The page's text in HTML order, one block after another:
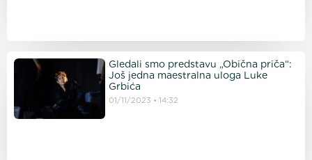
Gledali smo predstavu „Obična priča“:
Još jedna maestralna uloga Luke
Grbića
01/11/2023 14:32